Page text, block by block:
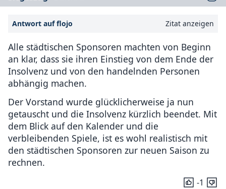
Antwort auf flojo Zitat anzeigen
Alle städtischen Sponsoren machten von Beginn
an klar, dass sie ihren Einstieg von dem Ende der
Insolvenz und von den handelnden Personen
abhängig machen.
Der Vorstand wurde glücklicherweise ja nun
getauscht und die Insolvenz kürzlich beendet. Mit
dem Blick auf den Kalender und die
verbleibenden Spiele, ist es wohl realistisch mit
den städtischen Sponsoren zur neuen Saison zu
rechnen.
-1